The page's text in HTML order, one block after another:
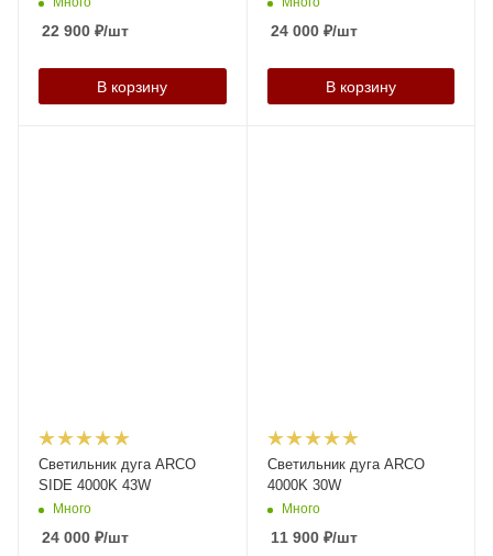
22 900 ₽/шт
В корзину
24 000₽/шт
В корзину
Светильник дуга ARCO
SIDE 4000K 43W
Много
24 000 ₽/шт
Светильник дуга ARCO
4000K 30W
Много
11 900₽/шт